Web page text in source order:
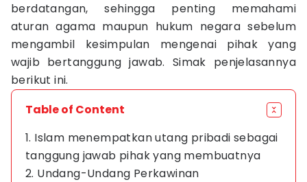
berdatangan, sehingga penting memahami
aturan agama maupun hukum negara sebelum
mengambil kesimpulan mengenai pihak yang
wajib bertanggung jawab. Simak penjelasannya
berikut ini.
Table of Content
1. Islam menempatkan utang pribadi sebagai
tanggung jawab pihak yang membuatnya
2. Undang-Undang Perkawinan